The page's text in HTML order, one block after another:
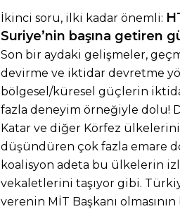
İkinci soru, ilki kadar önemli:
Suriye’nin başına getiren
Son bir aydaki gelişmeler,
devirme ve iktidar devretme
bölgesel/küresel güçlerin
fazla deneyim örneğiyle dolu!
Katar ve diğer Körfez
düşündüren çok fazla emare
koalisyon adeta bu ülkelerin
vekaletlerini taşıyor gibi.
verenin MİT Başkanı